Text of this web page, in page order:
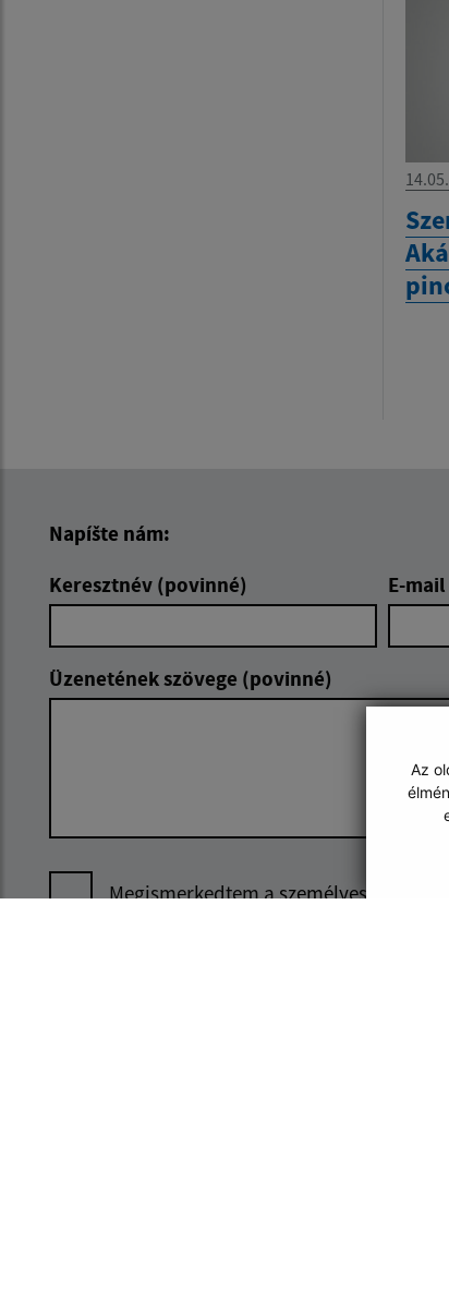
Az
Napíšte nám:
Keresztnév (povinné)
E-
Üzenetének szövege (povinné)
Megismerkedtem aszemélyes adatok